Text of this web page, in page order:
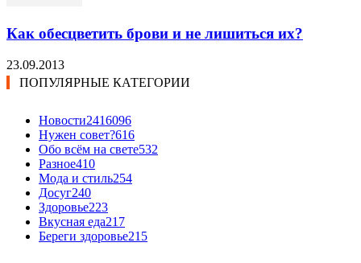
Как обесцветить брови и не лишиться их?
23.09.2013
ПОПУЛЯРНЫЕ КАТЕГОРИИ
Новости2416096
Нужен совет?616
Обо всём на свете532
Разное410
Мода и стиль254
Досуг240
Здоровье223
Вкусная еда217
Береги здоровье215